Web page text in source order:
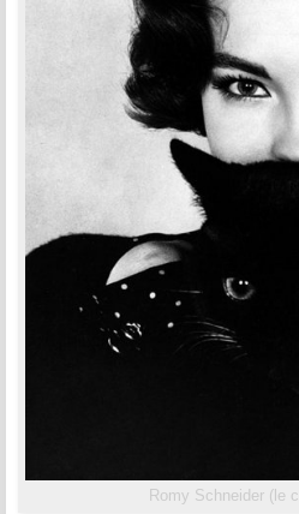
Romy Schneider (le